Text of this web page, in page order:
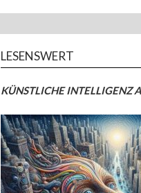
LESENSWERT
KÜNSTLICHE INTELLIGENZ